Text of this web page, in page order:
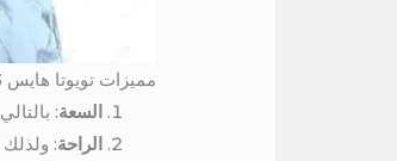
مميزات تويوتا هايس 13 راكب 01016549043
السعة: بالتالي تتسع
الراحة: